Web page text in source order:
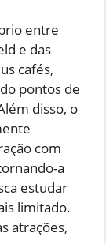
entre
e das
cafés,
pontos de
disso, o
com
a
estudar
limitado.
atrações,